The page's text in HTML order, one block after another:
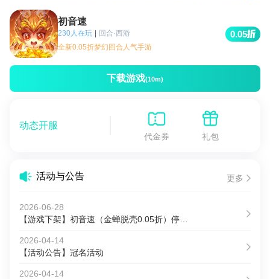
初音速
230人在玩 | 回合·西游
全新0.05折梦幻回合人气手游
0.05
下载游戏(10m)
动态开服
代金券 礼包
活动与公告 更多
2026-06-28
2026-04-14
【活动公告】冠名活动
2026-04-14